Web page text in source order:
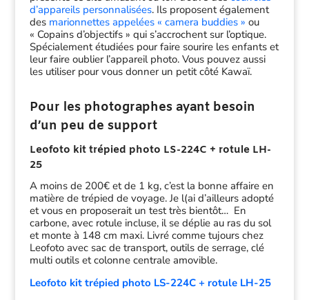
d’appareils personnalisées. Ils proposent également
des marionnettes appelées « camera buddies » ou
« Copains d’objectifs » qui s’accrochent sur l’optique.
Spécialement étudiées pour faire sourire les enfants et
leur faire oublier l’appareil photo. Vous pouvez aussi
les utiliser pour vous donner un petit côté Kawaï.
Pour les photographes ayant besoin
d’un peu de support
Leofoto kit trépied photo LS-224C + rotule LH-
25
A moins de 200€ et de 1 kg, c’est la bonne affaire en
matière de trépied de voyage. Je l(ai d’ailleurs adopté
et vous en proposerait un test très bientôt… En
carbone, avec rotule incluse, il se déplie au ras du sol
et monte à 148 cm maxi. Livré comme tujours chez
Leofoto avec sac de transport, outils de serrage, clé
multi outils et colonne centrale amovible.
Leofoto kit trépied photo LS-224C + rotule LH-25